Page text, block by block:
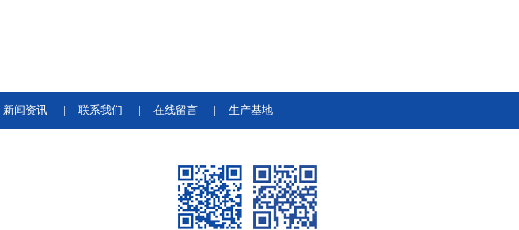
新闻资讯 联系我们 在线留言 生产基地